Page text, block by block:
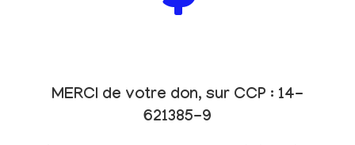
MERCI de votre don, sur CCP : 14-
621385-9